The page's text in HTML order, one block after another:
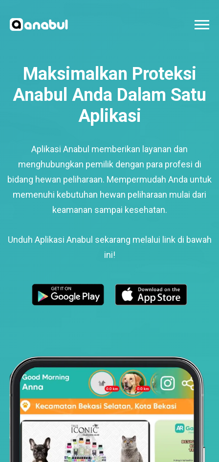
Maksimalkan Proteksi
Anabul Anda Dalam Satu
Aplikasi
Aplikasi Anabul memberikan layanan dan
menghubungkan pemilik dengan para profesi di
bidang hewan peliharaan. Mempermudah Anda untuk
memenuhi kebutuhan hewan peliharaan mulai dari
keamanan sampai kesehatan.
Unduh Aplikasi Anabul sekarang melalui link di bawah
ini!